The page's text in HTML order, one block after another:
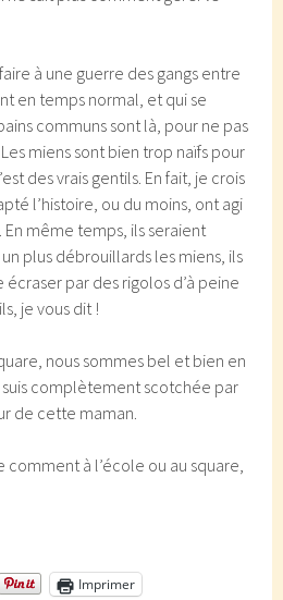
à une guerre des gangs entre
en temps normal, et qui se
communs sont là, pour ne pas
miens sont bien trop naïfs pour
des vrais gentils. En fait, je crois
l’histoire, ou du moins, ont agi
En même temps, ils seraient
plus débrouillards les miens, ils
écraser par des rigolos d’à peine
je vous dit !
nous sommes bel et bien en
complètement scotchée par
de cette maman.
comment à l’école ou au square,
Imprimer